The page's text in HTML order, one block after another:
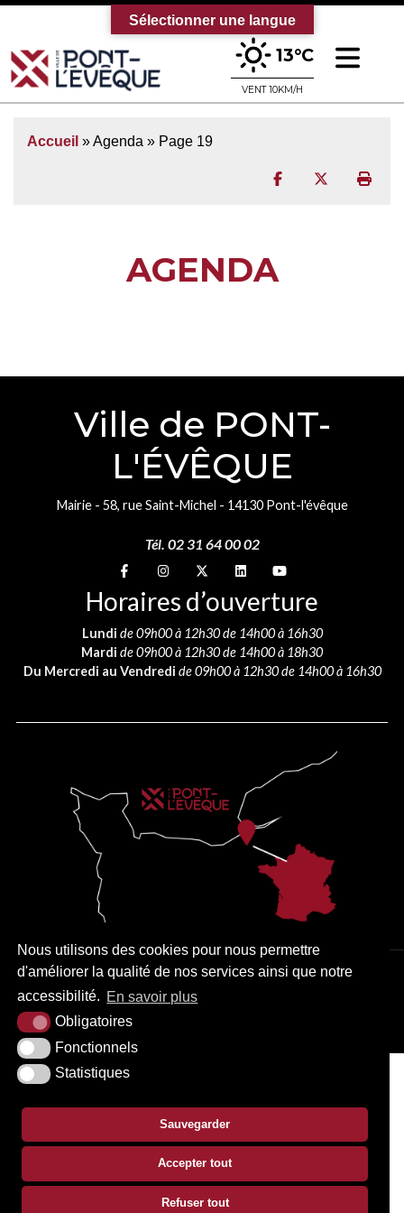
Nous utilisons des cookies pour nous permettre
d'améliorer la qualité de nos services ainsi que notre
accessibilité. En savoir plus
Obligatoires
Fonctionnels
Statistiques
Sauvegarder
Accepter tout
Refuser tout
Bienvenue sur le site officiel de la
13°C
VENT 10KM/H
Accueil » Agenda » Page 19
Partager surPartager
AGENDA
Ville de PONT-
L'ÉVÊQUE
Mairie - 58, rue Saint-Michel - 14130 Pont-l'évêque
Tél. 02 31 64 00 02
Suivez-nous sur
Suivez-nous sur
Suivez-nous sur
Suivez-nous sur
Suivez-nous sur
Horaires d’ouverture
Lundi de 09h00 à 12h30 de 14h00 à 16h30
Mardi de 09h00 à 12h30 de 14h00 à 18h30
Du Mercredi au Vendredi de 09h00 à 12h30 de 14h00 à 16h30
PLAN DU SITE MENTIONS LÉGALES ACCESSIBILITÉ
Sélectionner une langue